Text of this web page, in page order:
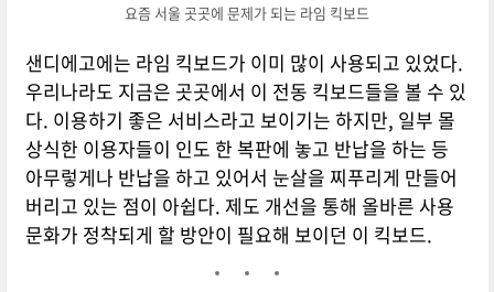
요즘 서울 곳곳에 문제가 되는 라임 킥보드
샌디에고에는 라임 킥보드가 이미 많이 사용되고 있었다.
우리나라도 지금은 곳곳에서 이 전동 킥보드들을 볼 수 있
다. 이용하기 좋은 서비스라고 보이기는 하지만, 일부 몰
상식한 이용자들이 인도 한 복판에 놓고 반납을 하는 등
아무렇게나 반납을 하고 있어서 눈살을 찌푸리게 만들어
버리고 있는 점이 아쉽다. 제도 개선을 통해 올바른 사용
문화가 정착되게 할 방안이 필요해 보이던 이 킥보드.